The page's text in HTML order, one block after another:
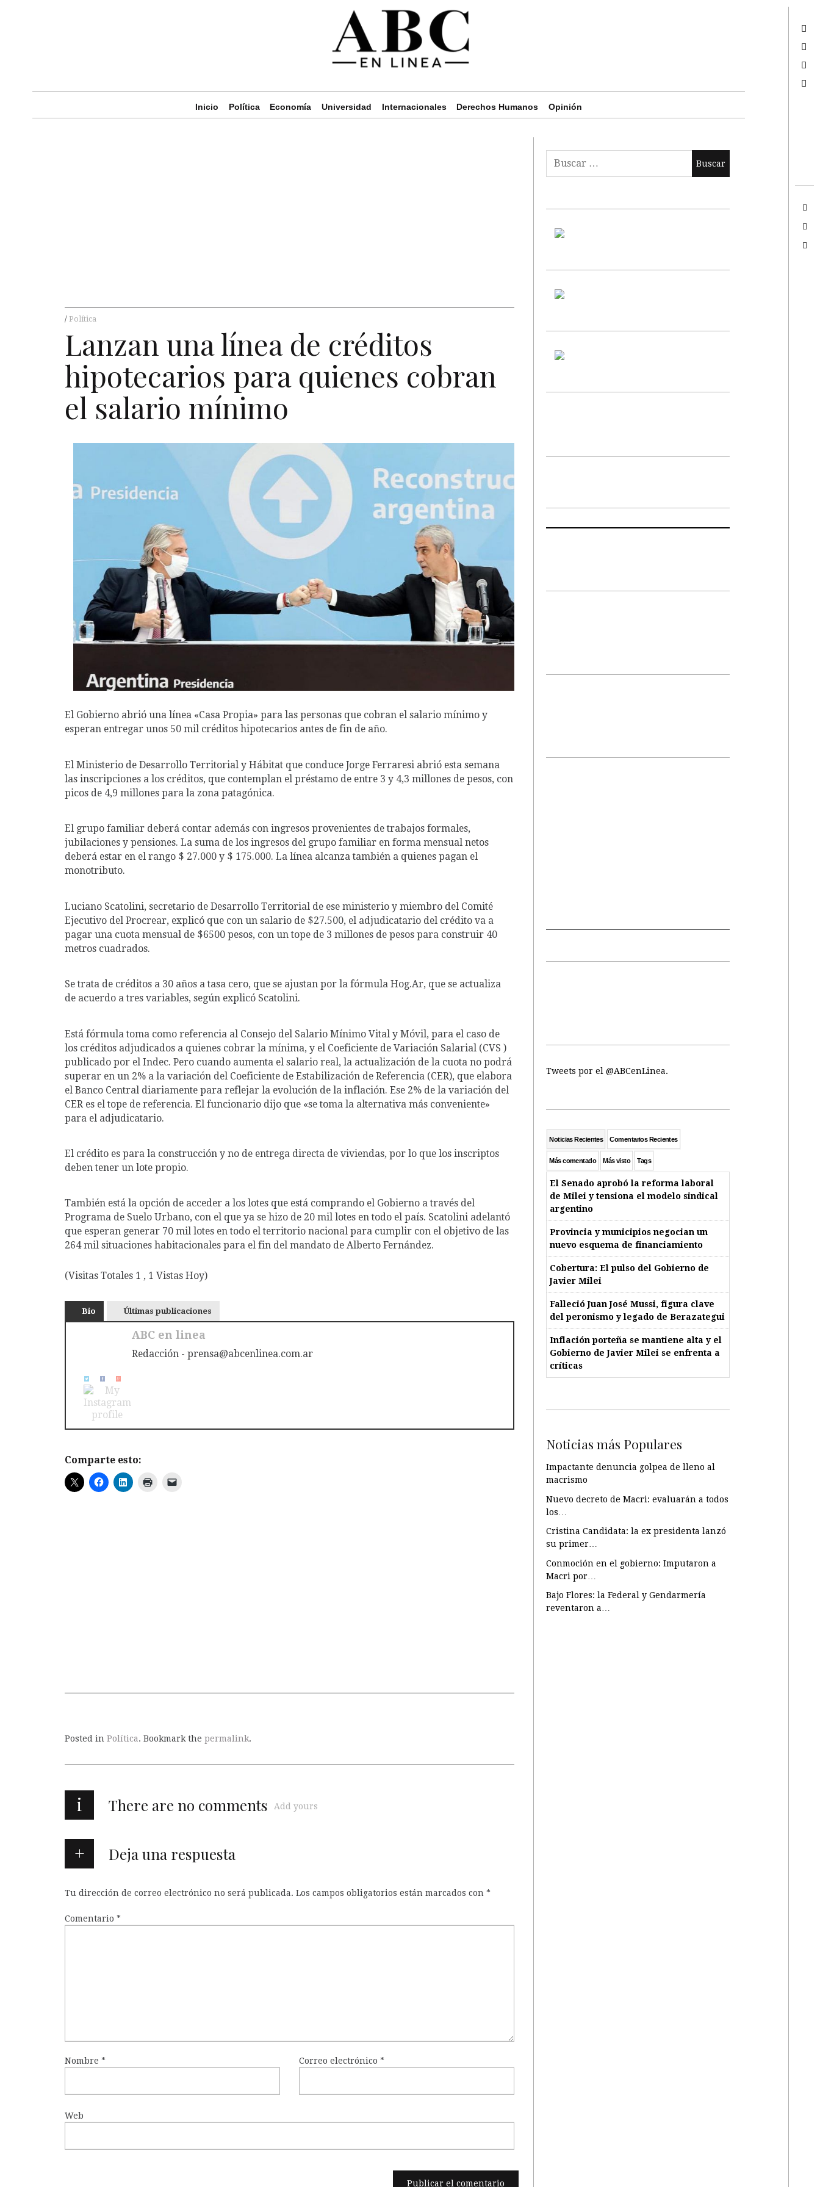
Inicio Política Economía Universidad Internacionales Derechos Humanos Opinión
Política
Lanzan una línea de créditos
hipotecarios para quienes cobran
el salario mínimo
El Gobierno abrió una línea «Casa Propia» para las personas que cobran el salario mínimo y
esperan entregar unos 50 mil créditos hipotecarios antes de fin de año.
El Ministerio de Desarrollo Territorial y Hábitat que conduce Jorge Ferraresi abrió esta semana
las inscripciones a los créditos, que contemplan el préstamo de entre 3 y 4,3 millones de pesos, con
picos de 4,9 millones para la zona patagónica.
El grupo familiar deberá contar además con ingresos provenientes de trabajos formales,
jubilaciones y pensiones. La suma de los ingresos del grupo familiar en forma mensual netos
deberá estar en el rango $ 27.000 y $ 175.000. La línea alcanza también a quienes pagan el
monotributo.
Luciano Scatolini, secretario de Desarrollo Territorial de ese ministerio y miembro del Comité
Ejecutivo del Procrear, explicó que con un salario de $27.500, el adjudicatario del crédito va a
pagar una cuota mensual de $6500 pesos, con un tope de 3 millones de pesos para construir 40
metros cuadrados.
Se trata de créditos a 30 años a tasa cero, que se ajustan por la fórmula Hog.Ar, que se actualiza
de acuerdo a tres variables, según explicó Scatolini.
Está fórmula toma como referencia al Consejo del Salario Mínimo Vital y Móvil, para el caso de
los créditos adjudicados a quienes cobrar la mínima, y el Coeficiente de Variación Salarial (CVS )
publicado por el Indec. Pero cuando aumenta el salario real, la actualización de la cuota no podrá
superar en un 2% a la variación del Coeficiente de Estabilización de Referencia (CER), que elabora
el Banco Central diariamente para reflejar la evolución de la inflación. Ese 2% de la variación del
CER es el tope de referencia. El funcionario dijo que «se toma la alternativa más conveniente»
para el adjudicatario.
El crédito es para la construcción y no de entrega directa de viviendas, por lo que los inscriptos
deben tener un lote propio.
También está la opción de acceder a los lotes que está comprando el Gobierno a través del
Programa de Suelo Urbano, con el que ya se hizo de 20 mil lotes en todo el país. Scatolini adelantó
que esperan generar 70 mil lotes en todo el territorio nacional para cumplir con el objetivo de las
264 mil situaciones habitacionales para el fin del mandato de Alberto Fernández.
(Visitas Totales 1 , 1 Vistas Hoy)
Bio Últimas publicaciones
ABC en linea
Redacción - prensa@abcenlinea.com.ar
Comparte esto:
Posted in Política. Bookmark the permalink.
i There are no comments Add yours
Deja una respuesta
Tu dirección de correo electrónico no será publicada. Los campos obligatorios están marcados con *
Comentario *
Nombre * Correo electrónico*
Web
Tweets por el @ABCenLinea.
Noticias Recientes Comentarios Recientes
Más comentado Más visto Tags
El Senado aprobó la reforma laboral
de Milei y tensiona el modelo sindical
argentino
Provincia y municipios negocian un
nuevo esquema de financiamiento
Cobertura: El pulso del Gobierno de
Javier Milei
Falleció Juan José Mussi, figura clave
del peronismo y legado de Berazategui
Inflación porteña se mantiene alta y el
Gobierno de Javier Milei se enfrenta a
críticas
Noticias más Populares
Impactante denuncia golpea de lleno al
macrismo
Nuevo decreto de Macri: evaluarán a todos
los…
Cristina Candidata: la ex presidenta lanzó
su primer…
Conmoción en el gobierno: Imputaron a
Macri por…
Bajo Flores: la Federal y Gendarmería
reventaron a…